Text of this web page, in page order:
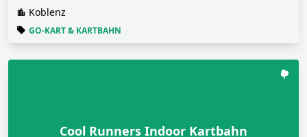
Koblenz
GO-KART & KARTBAHN
Cool Runners Indoor Kartbahn